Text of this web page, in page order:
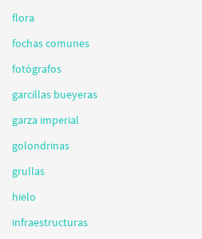
flora
fochas comunes
fotógrafos
garcillas bueyeras
garza imperial
golondrinas
grullas
hielo
infraestructuras